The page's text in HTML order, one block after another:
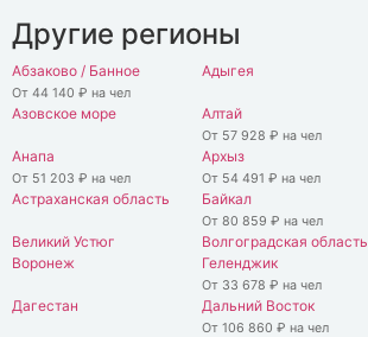
Другие регионы
Абзаково / Банное
От 44 140 ₽ на чел
Адыгея
Азовское море Алтай
От 57 928 ₽ на чел
Анапа
От 51 203 ₽ на чел
Архыз
От 54 491 ₽ на чел
Астраханская область Байкал
От 80 859 ₽ на чел
Великий Устюг
Волгоградская область
Воронеж
Геленджик
От 33 678 ₽ на чел
Дагестан Дальний Восток
От 106 860 ₽ на чел